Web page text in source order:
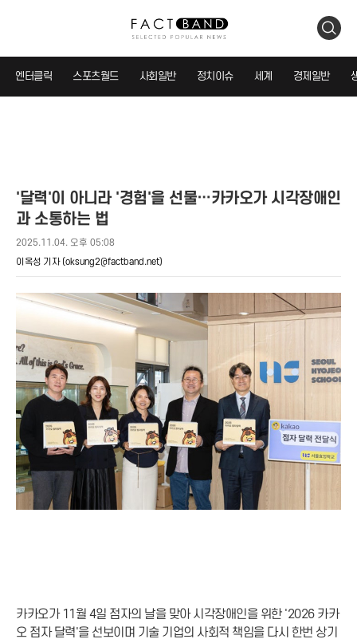
검
엔터클릭 스포츠월드 사회일반 정치이슈 세계 경제일반
'달력'이 아니라 '경험'을 선물…카카오가 시각장애인
과 소통하는 법
2025.11.04. 오후 05:08
이옥성 기자 (oksung2@factband.net)
카카오가 11월 4일 점자의 날을 맞아 시각장애인을 위한 '2026 카카
오 점자 달력'을 선보이며 기술 기업의 사회적 책임을 다시 한번 상기